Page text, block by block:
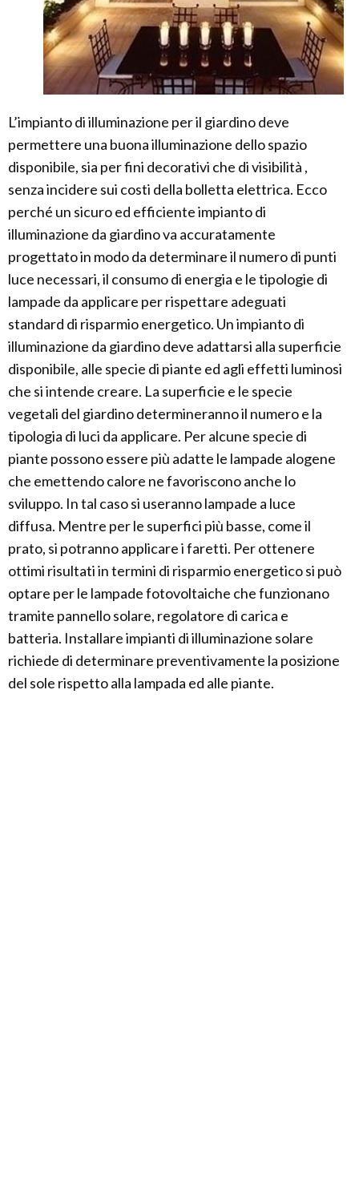
L’impianto di illuminazione per il giardino deve
permettere una buona illuminazione dello spazio
disponibile, sia per fini decorativi che di visibilità ,
senza incidere sui costi della bolletta elettrica. Ecco
perché un sicuro ed efficiente impianto di
illuminazione da giardino va accuratamente
progettato in modo da determinare il numero di punti
luce necessari, il consumo di energia e le tipologie di
lampade da applicare per rispettare adeguati
standard di risparmio energetico. Un impianto di
illuminazione da giardino deve adattarsi alla superficie
disponibile, alle specie di piante ed agli effetti luminosi
che si intende creare. La superficie e le specie
vegetali del giardino determineranno il numero e la
tipologia di luci da applicare. Per alcune specie di
piante possono essere più adatte le lampade alogene
che emettendo calore ne favoriscono anche lo
sviluppo. In tal caso si useranno lampade a luce
diffusa. Mentre per le superfici più basse, come il
prato, si potranno applicare i faretti. Per ottenere
ottimi risultati in termini di risparmio energetico si può
optare per le lampade fotovoltaiche che funzionano
tramite pannello solare, regolatore di carica e
batteria. Installare impianti di illuminazione solare
richiede di determinare preventivamente la posizione
del sole rispetto alla lampada ed alle piante.